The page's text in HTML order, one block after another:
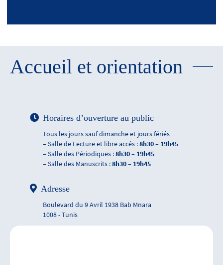
Accueil et orientation
Horaires d’ouverture au public
Tous les jours sauf dimanche et jours fériés
– Salle de Lecture et libre accés :8h30 – 19h45
– Salle des Périodiques :8h30 – 19h45
– Salle des Manuscrits :8h30 – 19h45
Adresse
Boulevard du 9 Avril 1938 Bab Mnara
1008 - Tunis